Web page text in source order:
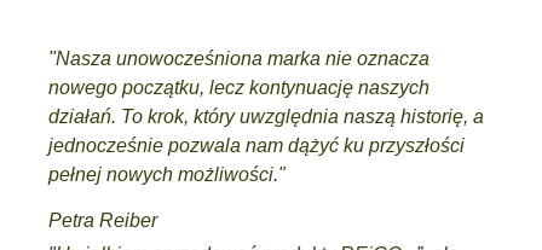
"Nasza unowocześniona marka nie oznacza
nowego początku, lecz kontynuację naszych
działań. To krok, który uwzględnia naszą historię, a
jednocześnie pozwala nam dążyć ku przyszłości
pełnej nowych możliwości."
Petra Reiber